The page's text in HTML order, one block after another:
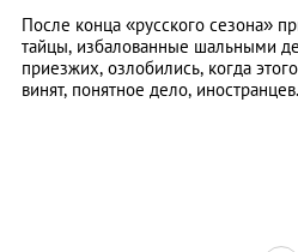
После конца «русского сезона»
тайцы, избалованные шальными
приезжих, озлобились, когда
винят, понятное дело, иностранцев.